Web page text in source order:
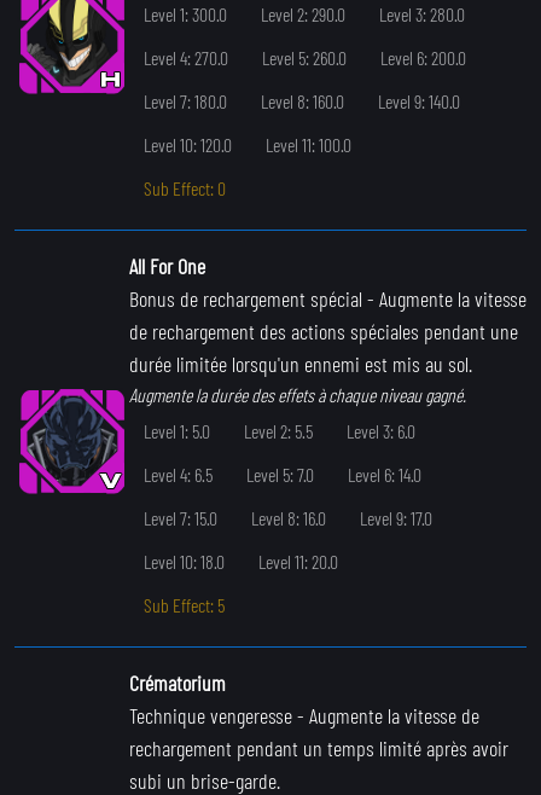
Level 1: 300.0
Level 2: 290.0
Level 3: 280.0
Level 4: 270.0
Level 5: 260.0
Level 6: 200.0
Level 7: 180.0
Level 8: 160.0
Level 9: 140.0
Level 10: 120.0
Level 11: 100.0
Sub Effect: 0
All For One
Bonus de rechargement spécial - Augmente la vitesse
de rechargement des actions spéciales pendant une
durée limitée lorsqu'un ennemi est mis au sol.
Augmente la durée des effets à chaque niveau gagné.
Level 1: 5.0
Level 2: 5.5
Level 3: 6.0
Level 4: 6.5
Level 5: 7.0
Level 6: 14.0
Level 7: 15.0
Level 8: 16.0
Level 9: 17.0
Level 10: 18.0
Level 11: 20.0
Sub Effect: 5
Crématorium
Technique vengeresse- Augmente la vitesse de
rechargement pendant un temps limité après avoir
subi un brise-garde.